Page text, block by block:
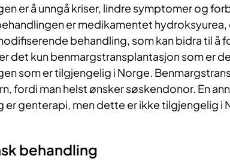
er å unngå kriser, lindre symptomer og
er medikamentet hydroksyurea,
behandling, som kan bidra til å
det kun benmargstransplantasjon som er
som er tilgjengelig i Norge.
fordi man helst ønsker søskendonor. En
er genterapi, men dette er ikke tilgjengelig i
behandling